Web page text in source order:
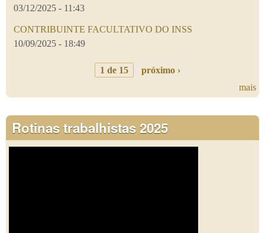
03/12/2025 - 11:43
CONTRIBUINTE FACULTATIVO DO INSS
10/09/2025 - 18:49
1 de 15
próximo ›
mais
Rotinas trabalhistas 2025